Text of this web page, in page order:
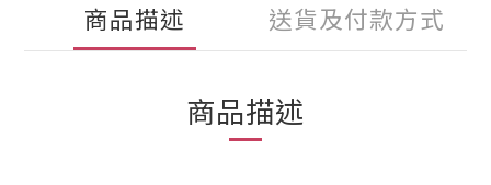
商品描述 送貨及付款方式
商品描述